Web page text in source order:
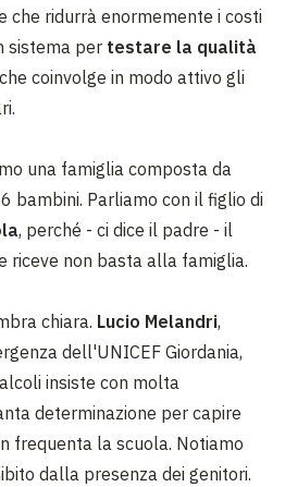
che ridurrà enormemente i costi
sistema per testare la qualità
coinvolge in modo attivo gli
una famiglia composta da
bambini. Parliamo con il figlio di
, perché - ci dice il padre - il
riceve non basta alla famiglia.
chiara. Lucio Melandri,
dell'UNICEF Giordania,
insiste con molta
determinazione per capire
frequenta la scuola. Notiamo
dalla presenza dei genitori.